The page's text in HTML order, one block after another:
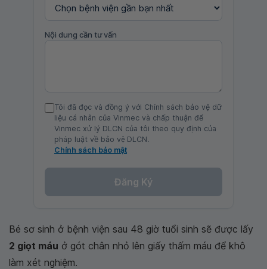
Nội dung cần tư vấn
Tôi đã đọc và đồng ý với Chính sách bảo vệ dữ
liệu cá nhân của Vinmec và chấp thuận để
Vinmec xử lý DLCN của tôi theo quy định của
pháp luật về bảo vệ DLCN.
Chính sách bảo mật
Đăng Ký
Bé sơ sinh ở bệnh viện sau 48 giờ tuổi sinh sẽ được lấy
2 giọt máu ở gót chân nhỏ lên giấy thấm máu để khô
làm xét nghiệm.